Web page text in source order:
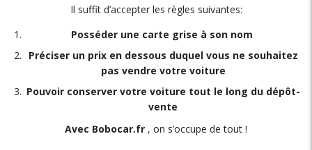
Il suffit d’accepter les règles suivantes:
Posséder une carte grise à son nom
Préciser un prix en dessous duquel vous ne souhaitez
pas vendre votre voiture
Pouvoir conserver votre voiture tout le long du dépôt-
vente
Avec Bobocar.fr , on s’occupe de tout !